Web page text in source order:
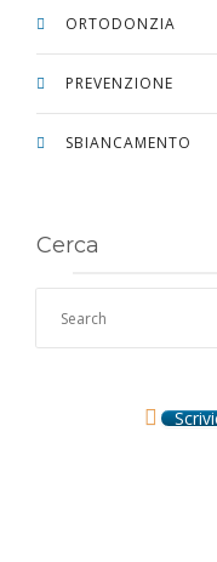
ORTODONZIA
PREVENZIONE
SBIANCAMENTO
Cerca